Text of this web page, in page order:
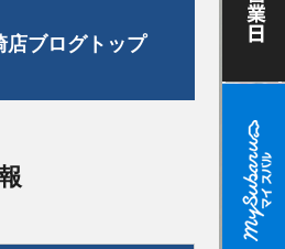
店ブログトップ